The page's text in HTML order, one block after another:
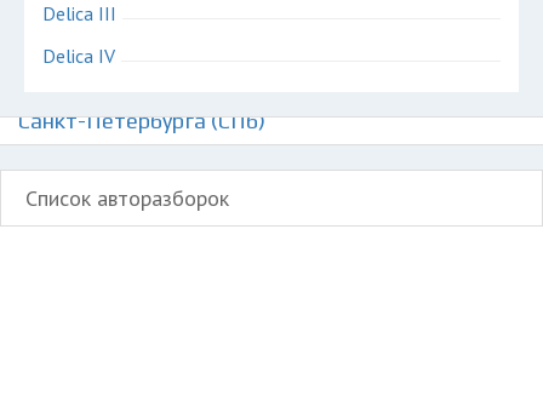
Delica III
Delica IV
Санкт-Петербурга (СПб)
Список авторазборок